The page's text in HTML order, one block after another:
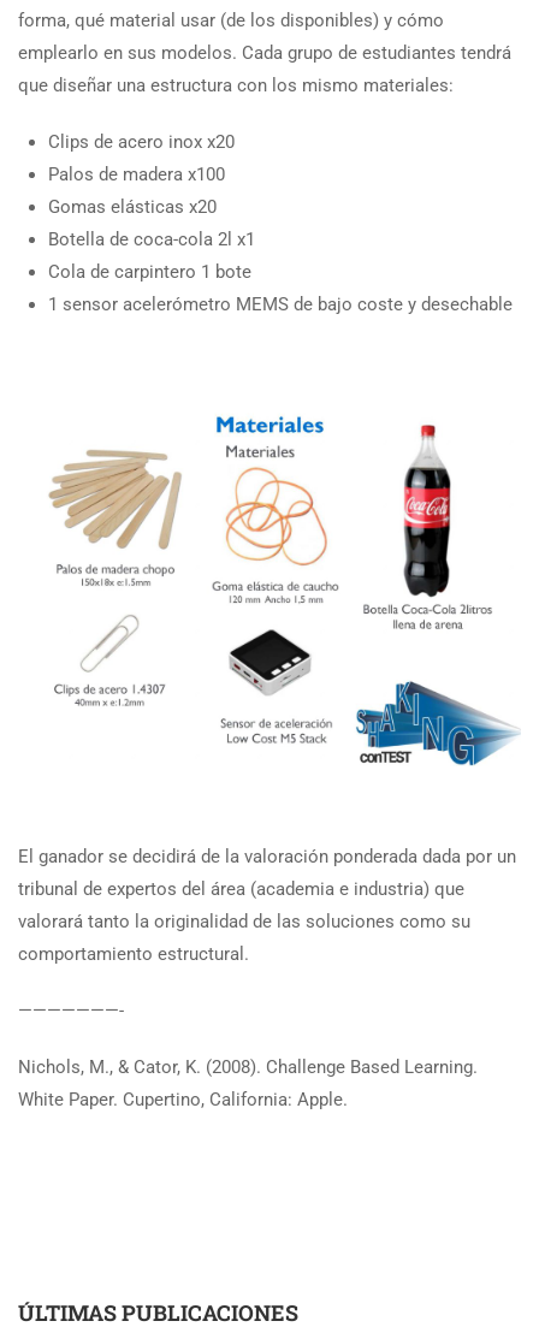
forma, qué material usar (de los disponibles) y cómo
emplearlo en sus modelos. Cada grupo de estudiantes tendrá
que diseñar una estructura con los mismo materiales:
Clips de acero inox x20
Palos de madera x100
Gomas elásticas x20
Botella de coca-cola 2l x1
Cola de carpintero 1 bote
1 sensor acelerómetro MEMS de bajo coste y desechable
El ganador se decidirá de la valoración ponderada dada por un
tribunal de expertos del área (academia e industria) que
valorará tanto la originalidad de las soluciones como su
comportamiento estructural.
———————-
Nichols, M., & Cator, K. (2008). Challenge Based Learning.
White Paper. Cupertino, California: Apple.
ÚLTIMAS PUBLICACIONES